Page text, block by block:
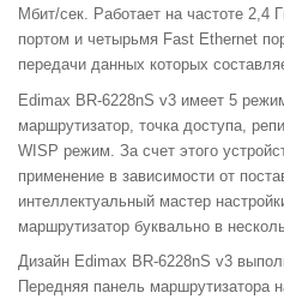
Мбит/сек. Работает на частоте 2,4
портом и четырьмя Fast Ethernet
передачи данных которых
Edimax BR-6228nS v3 имеет 5
маршрутизатор, точка доступа,
WISP режим. За счет этого
применение в зависимости от
интеллектуальный мастер
маршрутизатор буквально в
Дизайн Edimax BR-6228nS v3
Передняя панель маршрутизатора